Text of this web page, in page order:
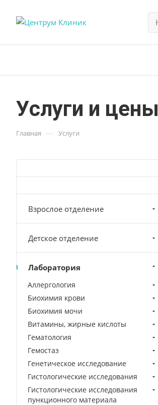
Услуги и цены
Главная — Услуги
Взрослое отделение
Детское отделение
Лаборатория
Аллергология
Биохимия крови
Биохимия мочи
Витамины, жирные кислоты
Гематология
Гемостаз
Генетическое исследование
Гистологические исследования
Гистологические исследования
пункционного материала